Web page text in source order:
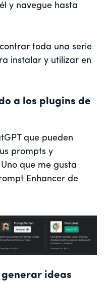
y navegue hasta
toda una serie
instalar y utilizar en
a los plugins de
que pueden
prompts y
que me gusta
Enhancer de
ideas